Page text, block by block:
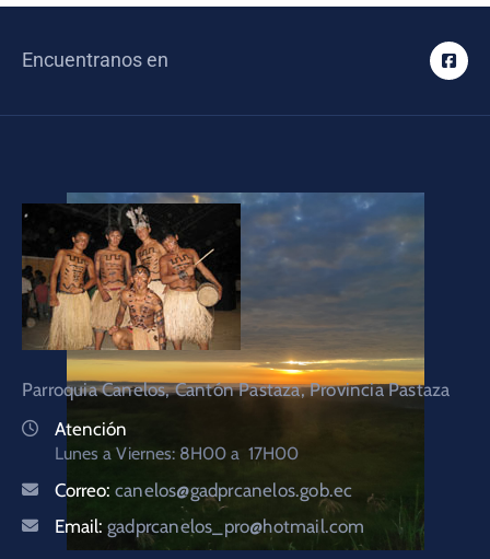
Encuentranos en
Parroquia Canelos, Cantón Pastaza, Provincia Pastaza
Atención
Lunes a Viernes: 8H00 a 17H00
Correo: canelos@gadprcanelos.gob.ec
Email: gadprcanelos_pro@hotmail.com